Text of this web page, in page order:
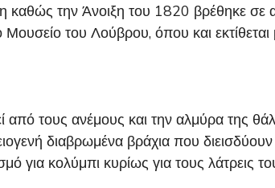
την Άνοιξη του 1820 βρέθηκε σε
του Λούβρου, όπου και εκτίθεται
από τους ανέμους και την αλμύρα της
διαβρωμένα βράχια που
για κολύμπι κυρίως για τους λάτρεις